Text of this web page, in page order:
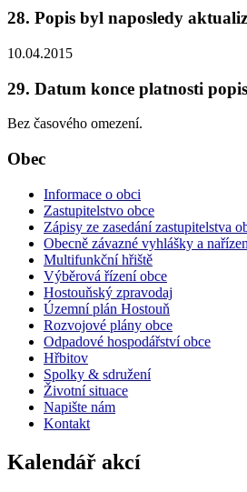
28. Popis byl naposledy
10.04.2015
29. Datum konce platnosti
Bez časového omezení.
Obec
Informace o obci
Zastupitelstvo obce
Zápisy ze zasedání zastupitelstva
Obecně závazné vyhlášky a
Multifunkční hřiště
Výběrová řízení obce
Hostouňský zpravodaj
Územní plán Hostouň
Rozvojové plány obce
Odpadové hospodářství obce
Hřbitov
Spolky & sdružení
Životní situace
Napište nám
Kontakt
Kalendář akcí